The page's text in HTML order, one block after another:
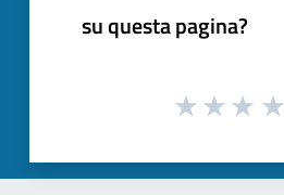
su questa pagina?